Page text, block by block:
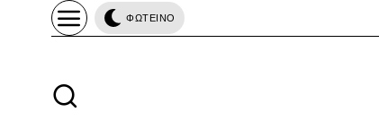
ΦΩΤΕΙΝΟ